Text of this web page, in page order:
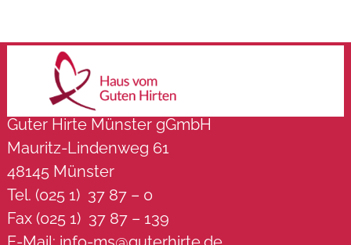
Guter Hirte Münster gGmbH
Mauritz-Lindenweg 61
48145 Münster
Tel. (025 1) 37 87 – 0
Fax (025 1) 37 87 – 139